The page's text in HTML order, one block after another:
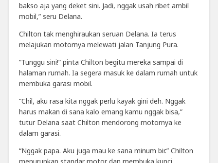
bakso aja yang deket sini. Jadi, nggak usah ribet ambil
mobil,” seru Delana.
Chilton tak menghiraukan seruan Delana. Ia terus
melajukan motornya melewati jalan Tanjung Pura.
“Tunggu sini!” pinta Chilton begitu mereka sampai di
halaman rumah. Ia segera masuk ke dalam rumah untuk
membuka garasi mobil.
“Chil, aku rasa kita nggak perlu kayak gini deh. Nggak
harus makan di sana kalo emang kamu nggak bisa,”
tutur Delana saat Chilton mendorong motornya ke
dalam garasi.
“Nggak papa. Aku juga mau ke sana minum bir.” Chilton
menurunkan standar motor dan membuka kunci